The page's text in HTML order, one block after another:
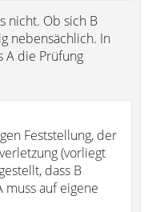
nicht. Ob sich B
nebensächlich. In
A die Prüfung
Feststellung, der
(vorliegt
dass B
muss auf eigene